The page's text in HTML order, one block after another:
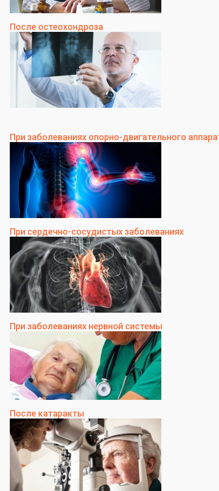
После остеохондроза
При заболеваниях опорно-двигательного
При сердечно-сосудистых заболеваниях
При заболеваниях нервной системы
После катаракты